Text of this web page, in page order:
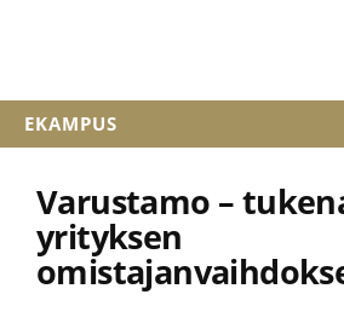
EKAMPUS
Varustamo –
yrityksen